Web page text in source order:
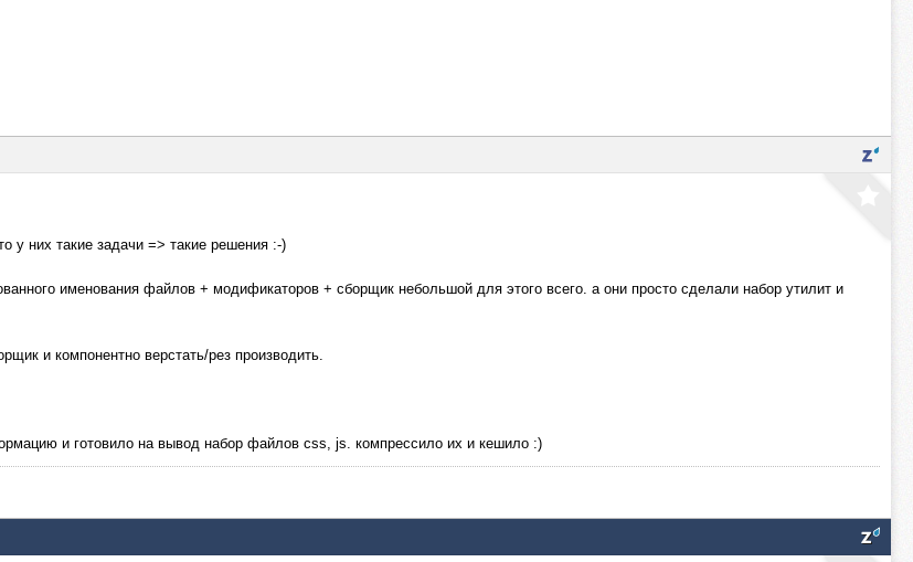
у них такие задачи => такие решения :-)
именования файлов + модификаторов + сборщик небольшой для этого всего. а они просто сделали набор утилит и
и компонентно верстать/рез производить.
и готовило на вывод набор файлов css, js. компрессило их и кешило :)